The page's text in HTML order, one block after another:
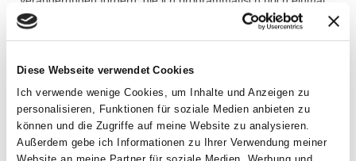
Diese Webseite verwendet Cookies
Ich verwende wenige Cookies, um Inhalte und Anzeigen zu
personalisieren, Funktionen für soziale Medien anbieten zu
können und die Zugriffe auf meine Website zu analysieren.
Außerdem gebe ich Informationen zu Ihrer Verwendung meiner
zusammenfassen will:
Familie, bei der Arbeit, in Führungspositionen.
Erforschung des Selbst und Entwicklung eines
ganzheitlichen Menschen, Einheit von Leib und Geist.
Wertschätzung des Einzelnen aufgrund dessen, was er
ist, ohne Rücksicht auf Ge­schlecht, Rasse, Status, oder